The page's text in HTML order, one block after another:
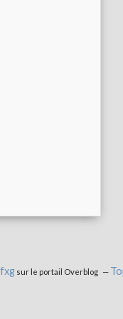
fxgsur le portail Overblog